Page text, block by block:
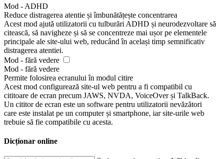
Mod - ADHD
Reduce distragerea atentie și îmbunătățește concentrarea
Acest mod ajută utilizatorii cu tulburări ADHD și neurodezvoltare să
citească, să navigheze și să se concentreze mai ușor pe elementele
principale ale site-ului web, reducând în același timp semnificativ
distragerea atentiei.
Mod - fără vedere
Mod - fără vedere
Permite folosirea ecranului în modul citire
Acest mod configurează site-ul web pentru a fi compatibil cu
cititoare de ecran precum JAWS, NVDA, VoiceOver și TalkBack.
Un cititor de ecran este un software pentru utilizatorii nevăzători
care este instalat pe un computer și smartphone, iar site-urile web
trebuie să fie compatibile cu acesta.
Dicționar online